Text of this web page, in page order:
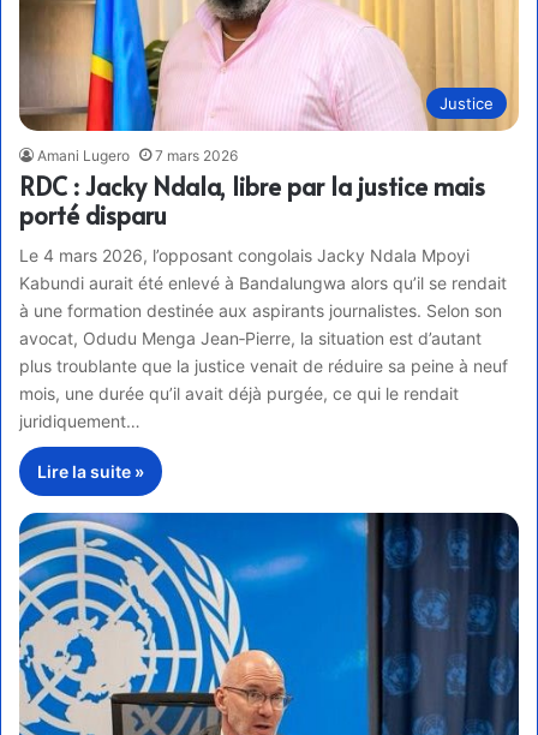
Justice
Amani Lugero 7 mars 2026
RDC : Jacky Ndala, libre par la justice mais
porté disparu
Le 4 mars 2026, l’opposant congolais Jacky Ndala Mpoyi
Kabundi aurait été enlevé à Bandalungwa alors qu’il se rendait
à une formation destinée aux aspirants journalistes. Selon son
avocat, Odudu Menga Jean‑Pierre, la situation est d’autant
plus troublante que la justice venait de réduire sa peine à neuf
mois, une durée qu’il avait déjà purgée, ce qui le rendait
juridiquement…
Lire la suite »